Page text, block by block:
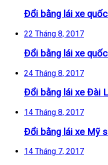
Đổi bằng lái xe
22 Tháng 8, 2017
Đổi bằng lái xe
24 Tháng 8, 2017
Đổi bằng lái xe Đài
14 Tháng 8, 2017
Đổi bằng lái xe Mỹ
14 Tháng 7, 2017